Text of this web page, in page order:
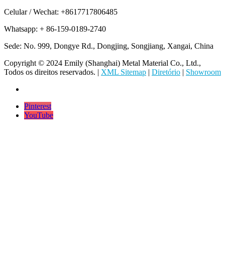
Celular / Wechat: +8617717806485
Whatsapp: + 86-159-0189-2740
Sede: No. 999, Dongye Rd., Dongjing, Songjiang, Xangai, China
Copyright © 2024 Emily (Shanghai) Metal Material Co., Ltd.,
Todos os direitos reservados. | XML Sitemap | Diretório | Showroom
Pinterest
YouTube